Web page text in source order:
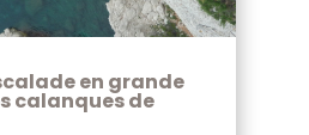
en grande
calanques de